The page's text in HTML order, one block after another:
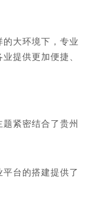
大环境下，专业
提供更加便捷、
紧密结合了贵州
台的搭建提供了